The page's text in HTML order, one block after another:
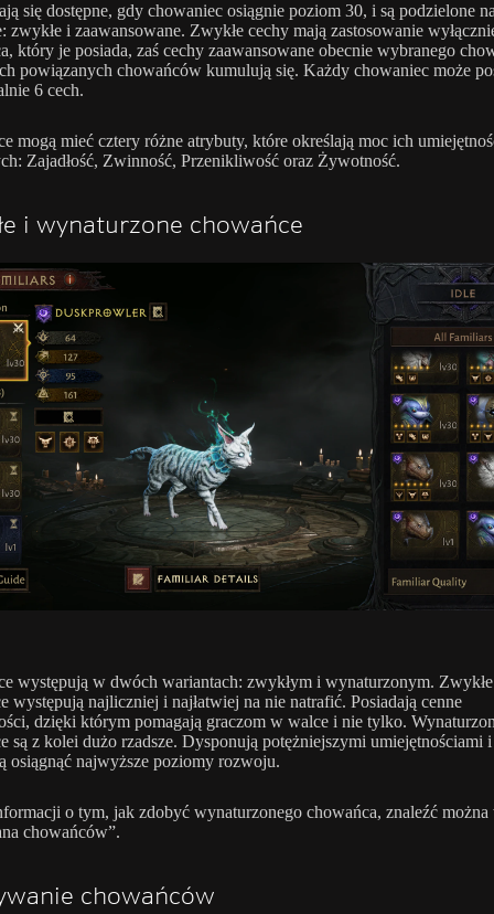
się dostępne, gdy chowaniec osiągnie poziom 30, i są podzielone
zwykłe i zaawansowane. Zwykłe cechy mają zastosowanie
który je posiada, zaś cechy zaawansowane obecnie wybranego
powiązanych chowańców kumulują się. Każdy chowaniec może
6 cech.
mogą mieć cztery różne atrybuty, które określają moc ich
Zajadłość, Zwinność, Przenikliwość oraz Żywotność.
i wynaturzone chowańce
występują w dwóch wariantach: zwykłym i wynaturzonym. Zwykłe
występują najliczniej i najłatwiej na nie natrafić. Posiadają cenne
dzięki którym pomagają graczom w walce i nie tylko.
są z kolei dużo rzadsze. Dysponują potężniejszymi umiejętnościami
osiągnąć najwyższe poziomy rozwoju.
o tym, jak zdobyć wynaturzonego chowańca, znaleźć
chowańców”.
chowańców